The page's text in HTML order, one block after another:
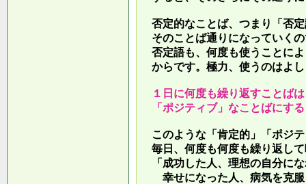
否定的なことば、つまり「否
そのことば通りになっていく
否定語も、何度も使うことに
からです。極力、使うのはよ
１日に何度も繰り返すことば
「ポジティブ」なことばにす
このような「肯定的」「ポジ
毎日、何度も何度も繰り返し
「成功した人、理想の自分に
幸せになった人、病気を克服